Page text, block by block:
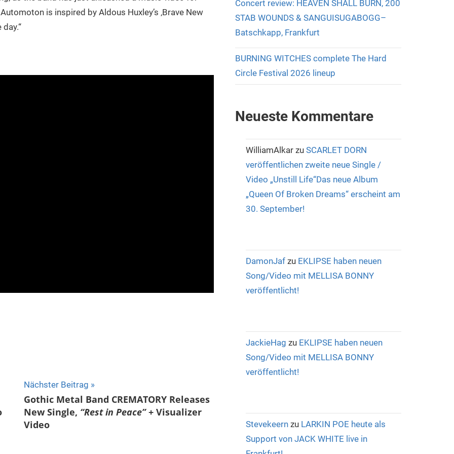
is inspired by Aldous Huxley’s ‚Brave New
Nächster Beitrag
Gothic Metal Band CREMATORY Releases
New Single, “Rest in Peace”+ Visualizer
Video
Concert review: HEAVEN SHALL BURN, 200
STAB WOUNDS & SANGUISUGABOGG–
Batschkapp, Frankfurt
BURNING WITCHES complete The Hard
Circle Festival 2026 lineup
Neueste Kommentare
WilliamAlkar zu SCARLET DORN
veröffentlichen zweite neue Single /
Video „Unstill Life“Das neue Album
„Queen Of Broken Dreams“ erscheint am
30. September!
DamonJaf zu EKLIPSE haben neuen
Song/Video mit MELLISA BONNY
veröffentlicht!
JackieHag zu EKLIPSE haben neuen
Song/Video mit MELLISA BONNY
veröffentlicht!
Stevekeern zu LARKIN POE heute als
Support von JACK WHITE live in